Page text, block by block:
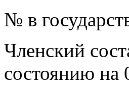
№ в
Членский
состоянию на